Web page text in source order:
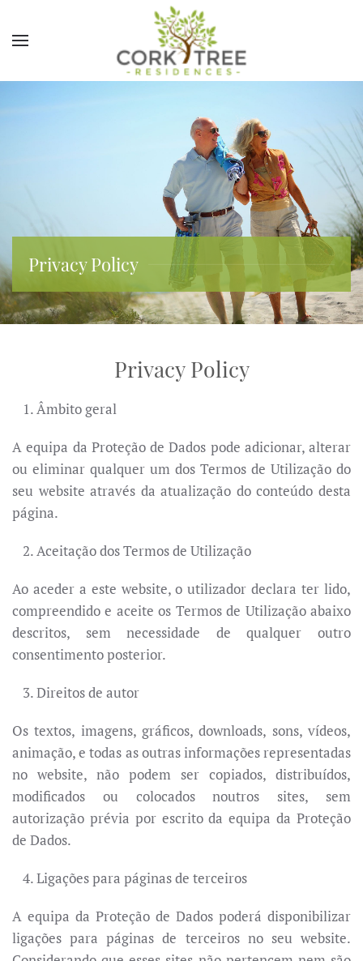
Privacy Policy
Privacy Policy
Âmbito geral
A equipa da Proteção de Dados pode adicionar, alterar
ou eliminar qualquer um dos Termos de Utilização do
seu website através da atualização do conteúdo desta
página.
Aceitação dos Termos de Utilização
Ao aceder a este website, o utilizador declara ter lido,
compreendido e aceite os Termos de Utilização abaixo
descritos, sem necessidade de qualquer outro
consentimento posterior.
Direitos de autor
Os textos, imagens, gráficos, downloads, sons, vídeos,
animação, e todas as outras informações representadas
no website, não podem ser copiados, distribuídos,
modificados ou colocados noutros sites, sem
autorização prévia por escrito da equipa da Proteção
de Dados.
Ligações para páginas de terceiros
A equipa da Proteção de Dados poderá disponibilizar
ligações para páginas de terceiros no seu website.